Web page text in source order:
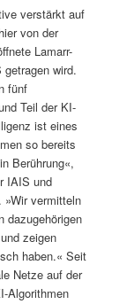
verstärkt auf
von der
Lamarr-
wird.
fünf
Teil der KI-
ist eines
so bereits
Berührung«,
IAIS und
vermitteln
dazugehörigen
zeigen
haben.« Seit
Netze auf der
Algorithmen